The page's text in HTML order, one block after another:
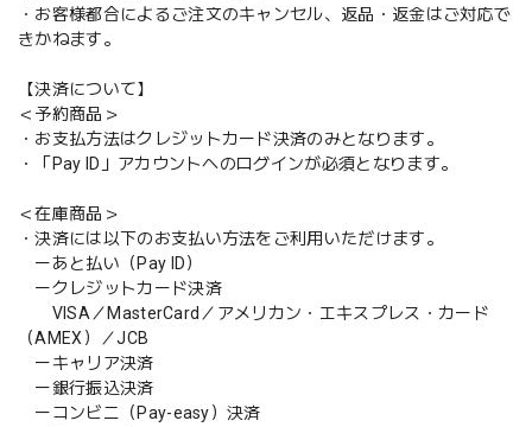
・お客様都合によるご注文のキャンセル、返品・返金はご対応で
きかねます。
【決済について】
＜予約商品＞
・お支払方法はクレジットカード決済のみとなります。
・「Pay ID」アカウントへのログインが必須となります。
＜在庫商品＞
・決済には以下のお支払い方法をご利用いただけます。
ーあと払い（Pay ID）
ークレジットカード決済
VISA／MasterCard／アメリカン・エキスプレス・カード
（AMEX）／JCB
ーキャリア決済
ー銀行振込決済
ーコンビニ（Pay-easy）決済